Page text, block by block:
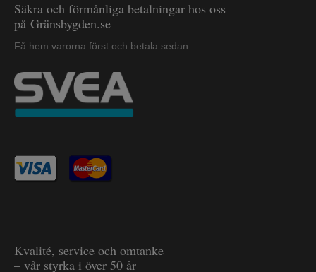
Säkra och förmånliga betalningar hos oss
på Gränsbygden.se
Få hem varorna först och betala sedan.
Kvalité, service och omtanke
– vår styrka i över 50 år